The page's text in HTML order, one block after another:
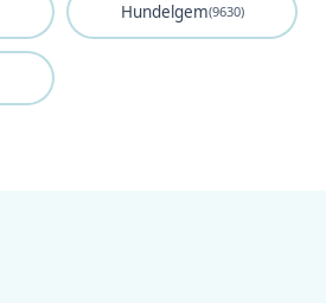
Hundelgem(9630)